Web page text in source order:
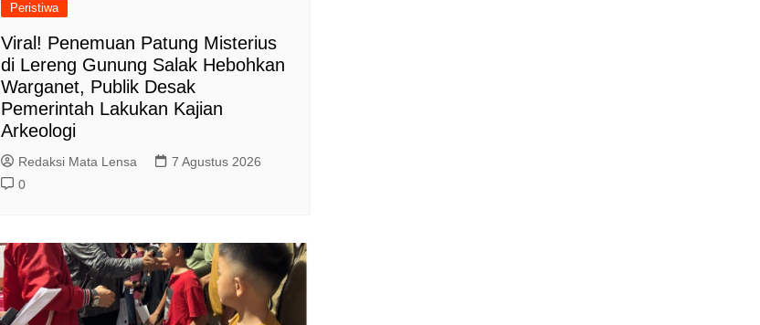
Peristiwa
Viral! Penemuan Patung Misterius
di Lereng Gunung Salak Hebohkan
Warganet, Publik Desak
Pemerintah Lakukan Kajian
Arkeologi
Redaksi Mata Lensa
7 Agustus 2026
0